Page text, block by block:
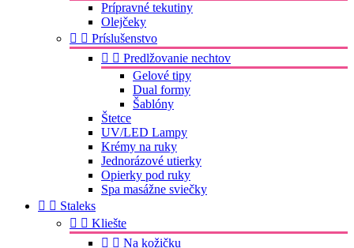
Prípravné tekutiny
Olejčeky
  Príslušenstvo
  Predlžovanie nechtov
Gelové tipy
Dual formy
Šablóny
Štetce
UV/LED Lampy
Krémy na ruky
Jednorázové utierky
Opierky pod ruky
Spa masážne sviečky
  Staleks
  Kliešte
  Na kožičku